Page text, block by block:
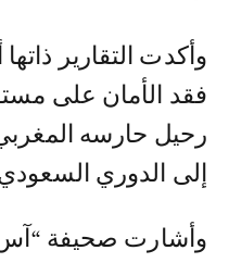
وأكدت التقارير ذاتها أن الفريق الأندلسي
فقد الأمان على
رحيل حارسه
إلى الدوري
وأشارت صحيفة “آس”